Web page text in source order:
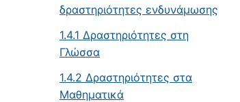
δραστηριότητες ενδυνάμωσης
1.4.1 Δραστηριότητες στη
Γλώσσα
1.4.2 Δραστηριότητες στα
Μαθηματικά